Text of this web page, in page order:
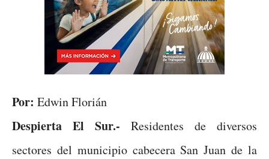
Por: Edwin Florián
Despierta El Sur.- Residentes de diversos
sectores del municipio cabecera San Juan de la